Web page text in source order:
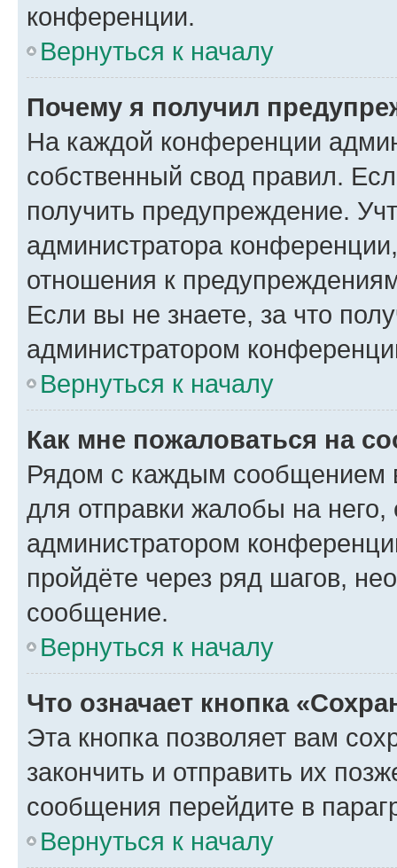
конференции.
Вернуться к началу
Почему я получил
На каждой конференции
собственный свод правил.
получить предупреждение.
администратора
отношения к
Если вы не знаете, за что
администратором
Вернуться к началу
Как мне пожаловаться на
Рядом с каждым сообщением
для отправки жалобы на
администратором
пройдёте через ряд шагов,
сообщение.
Вернуться к началу
Что означает кнопка
Эта кнопка позволяет вам
закончить и отправить их
сообщения перейдите в
Вернуться к началу